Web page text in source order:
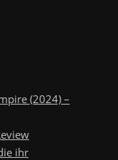
(2024) –
ihr